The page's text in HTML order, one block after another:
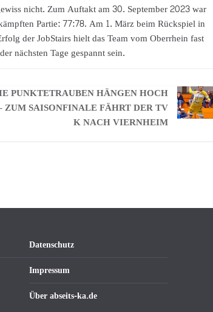
nicht. Zum Auftakt am 30. September 2023 war
Partie: 77:78. Am 1. März beim Rückspiel in
der JobStairs hielt das Team vom Oberrhein fast
nächsten Tage gespannt sein.
PUNKTETRAUBEN HÄNGEN HOCH
ZUM SAISONFINALE FÄHRT DER TV
K NACH VIERNHEIM
Datenschutz
Impressum
Über abseits-ka.de